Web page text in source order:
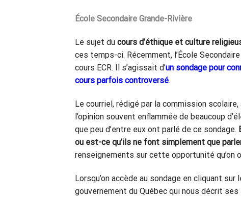
École Secondaire Grande-Rivière
Le sujet du cours d’éthique et culture
ces temps-ci. Récemment, l’École
cours ECR. Il s’agissait d’un sondage pour
cours parfois controversé.
Le courriel, rédigé par la commission
l’opinion souvent enflammée de beaucoup
que peu d’entre eux ont parlé de ce sondage.
ou est-ce qu’ils ne font simplement que
renseignements sur cette opportunité qu’on
Lorsqu’on accède au sondage en cliquant
gouvernement du Québec qui nous décrit